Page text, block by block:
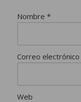
Nombre *
Correo electrónico
Web